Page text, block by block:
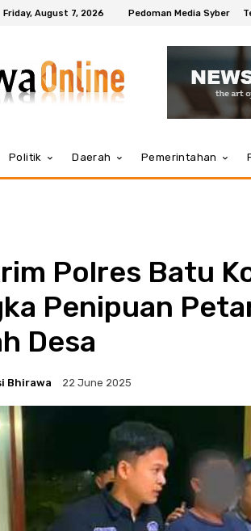
Friday, August 7, 2026 Pedoman Media Syber
Politik Daerah Pemerintahan
Polres Batu
Penipuan
Desa
Bhirawa 22 June 2025